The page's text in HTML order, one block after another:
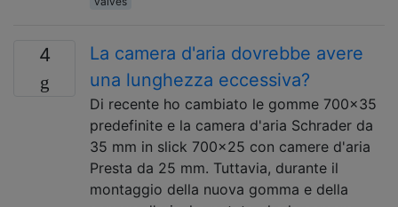
4
La camera d'aria dovrebbe avere
una lunghezza eccessiva?
Di recente ho cambiato le gomme 700x35
predefinite e la camera d'aria Schrader da
35 mm in slick 700x25 con camere d'aria
Presta da 25 mm. Tuttavia, durante il
montaggio della nuova gomma e della